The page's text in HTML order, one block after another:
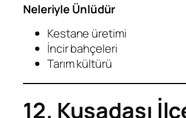
Neleriyle Ünlüdür
Kestane üretimi
İncir bahçeleri
Tarım kültürü
12. Kuşadası